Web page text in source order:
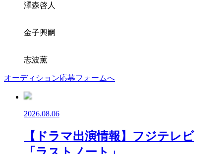
澤森啓人
金子興嗣
志波薫
オーディション応募フォームへ
2026.08.06
【ドラマ出演情報】フジテレビ